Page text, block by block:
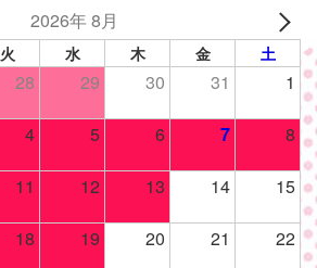
2026年 8月
火 水 木 金 土
28 29 30 31 1
4 5 6 7 8
11 12 13 14 15
18 19 20 21 22